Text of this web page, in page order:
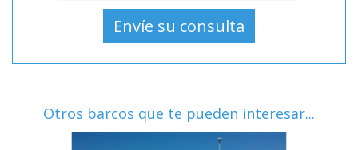
Otros barcos que te pueden interesar...